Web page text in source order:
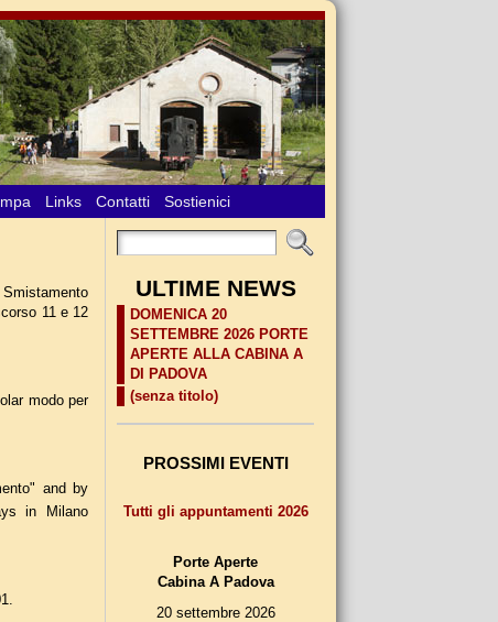
Links Contatti Sostienici
11 e 12
modo per
and by
in Milano
ULTIME NEWS
DOMENICA 20
SETTEMBRE 2026 PORTE
APERTE ALLA CABINA A
DI PADOVA
(senza titolo)
PROSSIMI EVENTI
Tutti gli appuntamenti 2026
Porte Aperte
Cabina A Padova
20 settembre 2026